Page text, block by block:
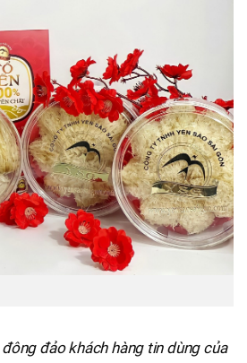
đảo khách hàng tin dùng của